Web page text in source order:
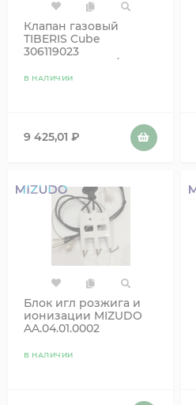
Клапан газовый
TIBERIS Cube
306119023
30630500100116 /
MIZUDO AA.01.03.0001
В НАЛИЧИИ
9 425,01 ₽
Блок игл розжига и
ионизации MIZUDO
AA.04.01.0002
В НАЛИЧИИ